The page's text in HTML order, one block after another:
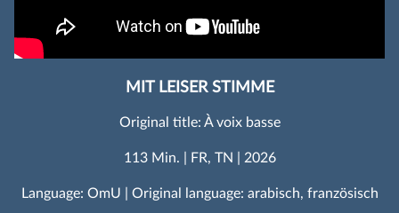
MIT LEISER STIMME
Original title: À voix basse
113 Min. | FR, TN | 2026
Language: OmU | Original language: arabisch, französisch